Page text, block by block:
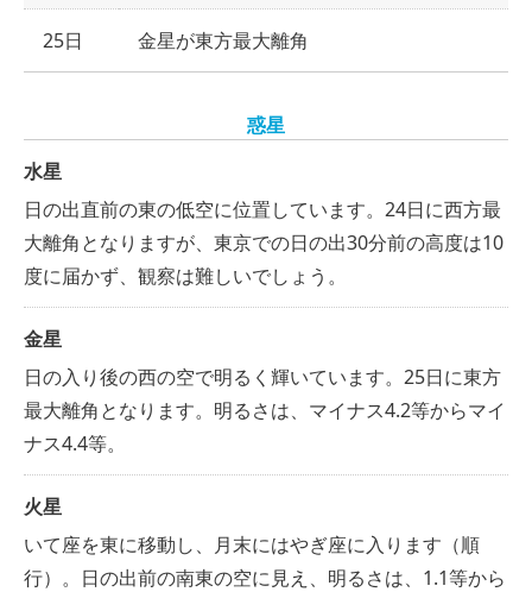
25日 金星が東方最大離角
惑星
水星
日の出直前の東の低空に位置しています。24日に西方最
大離角となりますが、東京での日の出30分前の高度は10
度に届かず、観察は難しいでしょう。
金星
日の入り後の西の空で明るく輝いています。25日に東方
最大離角となります。明るさは、マイナス4.2等からマイ
ナス4.4等。
火星
いて座を東に移動し、月末にはやぎ座に入ります（順
行）。日の出前の南東の空に見え、明るさは、1.1等から